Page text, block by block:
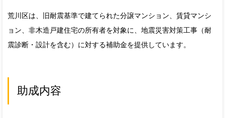
荒川区は、旧耐震基準で建てられた分譲マンション、賃貸マンシ
ョン、非木造戸建住宅の所有者を対象に、地震災害対策工事（耐
震診断・設計を含む）に対する補助金を提供しています。
助成内容